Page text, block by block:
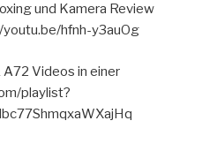
und Kamera Review
hfnh-y3auOg
Videos in einer
playlist?